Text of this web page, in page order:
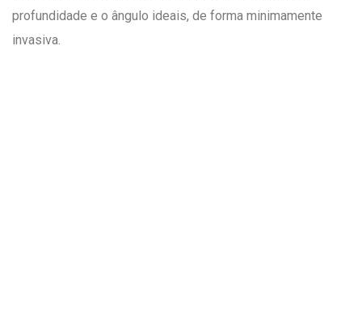
profundidade e o ângulo ideais, de forma minimamente
invasiva.